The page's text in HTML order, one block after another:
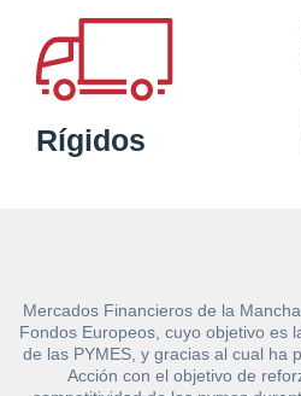
Rígidos
Mercados Financieros de la
Fondos Europeos, cuyo objetivo es
de las PYMES, y gracias al cual ha
Acción con el objetivo de